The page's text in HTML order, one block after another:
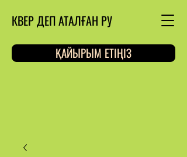
КВЕР ДЕП АТАЛҒАН РУ
ҚАЙЫРЫМ ЕТІҢІЗ